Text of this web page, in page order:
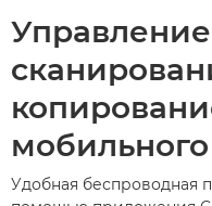
мобильного
Удобная беспроводная